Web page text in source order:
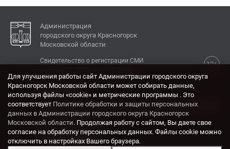
Администрация
городского округа Красногорск
Московской области
12+
Свидетельство о регистрации СМИ
КОНТАКТЫ
Адрес: 143404, Московская область, г. Красногорск,
ул. Ленина, дом 4.
Электронная почта:
krasrn@mosreg.ru
Для улучшения работы сайт Администрации городского округа
Красногорск Московской области может собирать данные,
используя файлы «cookie» и метрические программы . Это
соответствует Политике обработки и защиты персональных
данных в Администрации городского округа Красногорск
Московской области. Продолжая работу с сайтом, Вы даете свое
согласие на обработку персональных данных. Файлы cookie можно
отключить в настройках Вашего браузера.